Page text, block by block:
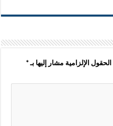
الحقول الإلزامية مشار إليها بـ*